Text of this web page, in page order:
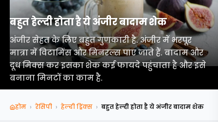
बहुत हेल्दी होता है ये अंजीर बादाम शेक
अंजीर सेहत के लिए बहुत गुणकारी है. अंजीर में भरपूर
मात्रा में विटामिंस और मिनरल्स पाए जाते हैं. बादाम और
दूध मिक्स कर इसका शेक कई फायदे पहुंचाता है और इसे
बनाना मिनटों का काम है.
होम › रेसिपी › हेल्दी ड्रिंक्स › बहुत हेल्दी होता है ये अंजीर बादाम शेक